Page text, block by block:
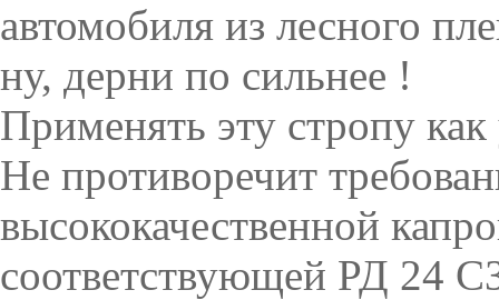
автомобиля из лесного
ну, дерни по сильнее !
Применять эту стропу как
Не противоречит
высококачественной
соответствующей РД 24